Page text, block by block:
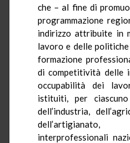
che – al fine di
programmazione
indirizzo attribuite in
lavoro e delle
formazione
di competitività delle
occupabilità dei
istituiti, per
dell’industria,
interprofessionali